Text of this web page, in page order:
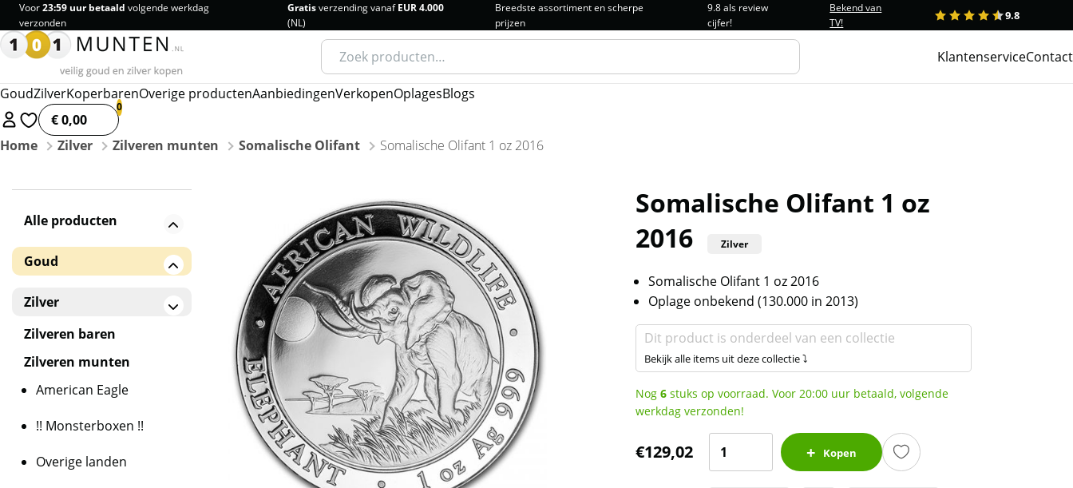
Voor23:59 uur betaald volgende werkdag
verzonden
Gratisverzending vanafEUR 4.000
(NL)
Breedste assortiment en scherpe
prijzen
9.8 als review
cijfer!
Bekend van
TV!
1 2 3 4 5 9.8
Zoeken
naar:
KlantenserviceContact
GoudZilverKoperbarenOverige productenAanbiedingenVerkopenOplagesBlogs
€ 0,00
Home
Zilver Zilveren munten Somalische Olifant Somalische Olifant 1 oz 2016
Somalische Olifant 1 oz
2016
Zilver
Somalische Olifant 1 oz 2016
Oplage onbekend (130.000 in 2013)
Dit product is onderdeel van een collectie
Bekijk alle items uit deze collectie ⤵
Nog6 stuks op voorraad. Voor 20:00 uur betaald, volgende
werkdag verzonden!
€129,02
Olifant
Kopen
Alle producten
Goud
Gouden baren
Zilver
Zilveren baren
Zilveren munten
American Eagle
!! Monsterboxen !!
Overige landen